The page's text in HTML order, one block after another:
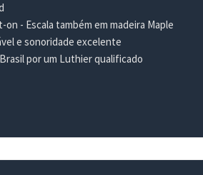
- Escala também em madeira Maple
e sonoridade excelente
por um Luthier qualificado